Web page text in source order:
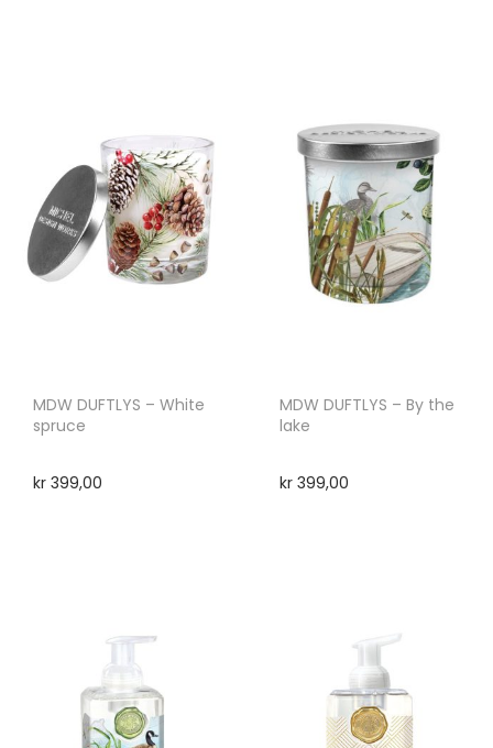
MDW DUFTLYS – White
spruce
kr 399,00
MDW DUFTLYS – By the
lake
kr399,00